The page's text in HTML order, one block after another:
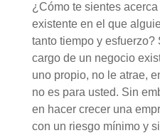
¿Cómo te sientes
existente en el que
tanto tiempo y
cargo de un negocio
uno propio, no le atrae,
no es para usted. Sin
en hacer crecer una
con un riesgo mínimo y